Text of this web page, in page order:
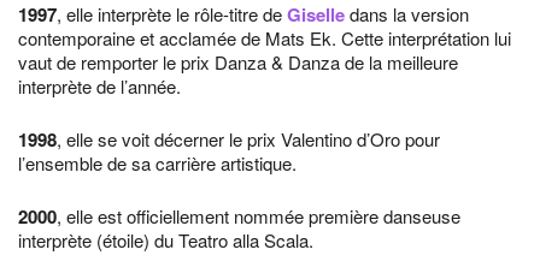
1997, elle interprète le rôle-titre deGiselledans la version
contemporaine et acclamée de Mats Ek. Cette interprétation lui
vaut de remporter le prix Danza & Danza de la meilleure
interprète de l’année.
1998, elle se voit décerner le prix Valentino d’Oro pour
l’ensemble de sa carrière artistique.
2000, elle est officiellement nommée première danseuse
interprète (étoile) du Teatro alla Scala.